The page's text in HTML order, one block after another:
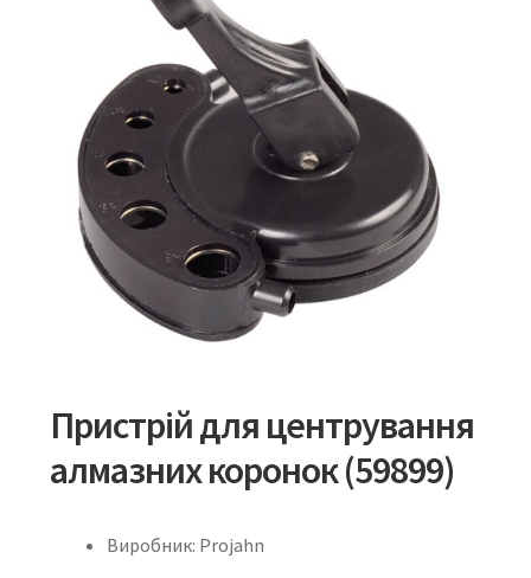
Пристрій для центрування
алмазних коронок (59899)
Виробник: Projahn